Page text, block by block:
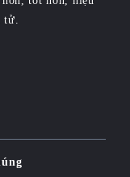
tử.